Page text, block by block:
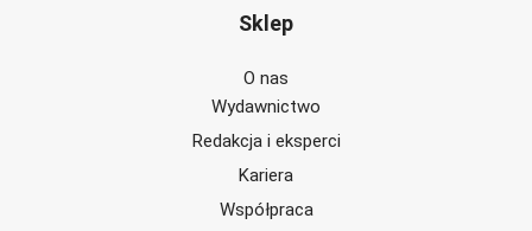
Sklep
O nas
Wydawnictwo
Redakcja i eksperci
Kariera
Współpraca